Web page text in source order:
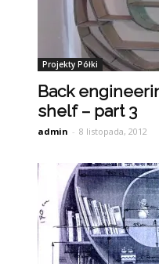
Projekty Półki
Back
shelf – part 3
admin - 8 listopada, 2012